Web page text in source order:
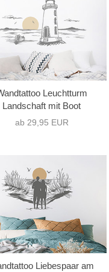
Leuchtturm
Landschaft mit Boot
ab 29,95 EUR
Liebespaar am